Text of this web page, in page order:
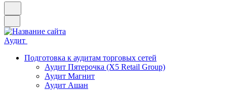
Аудит
Подготовка к аудитам торговых сетей
Аудит Пятерочка (X5 Retail Group)
Аудит Магнит
Аудит Ашан